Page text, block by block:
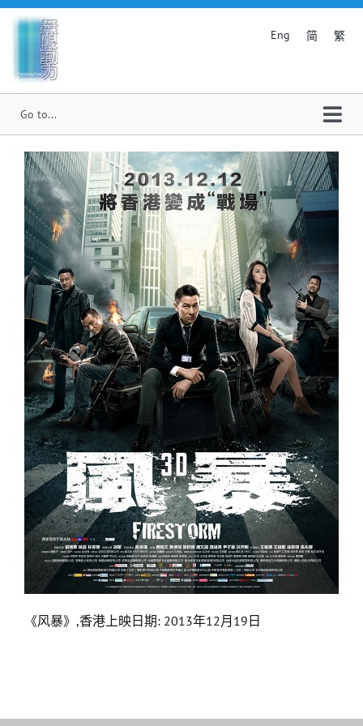
Skip
Eng 简 繁
首页
关于我们
最新消息
电影制作
电影发行
电影目录
联络我们
《风暴》,香港上映日期: 2013年12月19日